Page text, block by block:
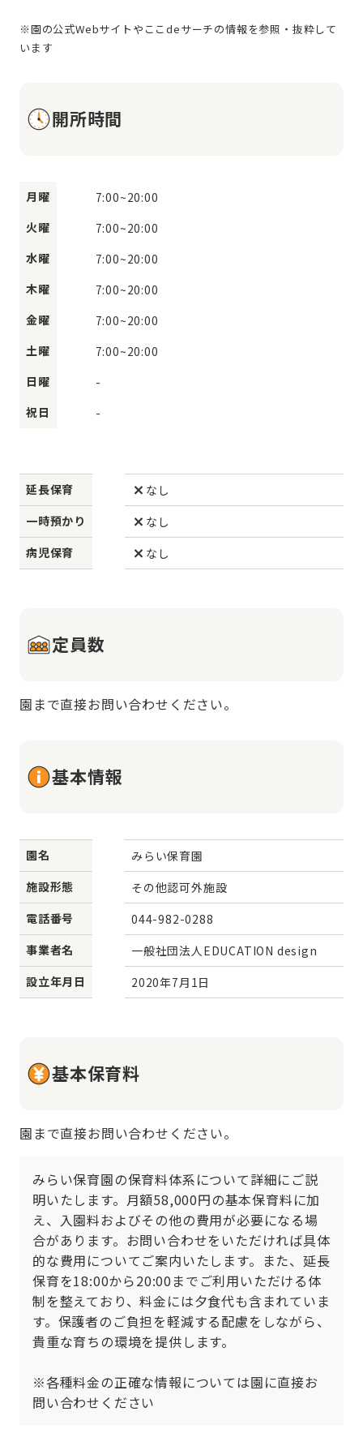
※園の公式Webサイトやここdeサーチの情報を参照・抜粋して
開所時間
月曜 7:00~20:00
火曜
7:00~20:00
水曜
7:00~20:00
木曜
7:00~20:00
金曜
7:00~20:00
土曜
7:00~20:00
日曜
-
祝日
-
延長保育
なし
一時預かり
なし
病児保育
なし
定員数
園まで直接お問い合わせください。
基本情報
園名
みらい保育園
施設形態
その他認可外施設
電話番号
044-982-0288
事業者名
一般社団法人EDUCATION design
設立年月日
2020年7月1日
基本保育料
園まで直接お問い合わせください。
みらい保育園の保育料体系について詳細にご説
明いたします。月額58,000円の基本保育料に加
え、入園料およびその他の費用が必要になる場
合があります。お問い合わせをいただければ具体
的な費用についてご案内いたします。また、延長
保育を18:00から20:00までご利用いただける体
制を整えており、料金には夕食代も含まれていま
す。保護者のご負担を軽減する配慮をしながら、
貴重な育ちの環境を提供します。
※各種料金の正確な情報については園に直接お
問い合わせください